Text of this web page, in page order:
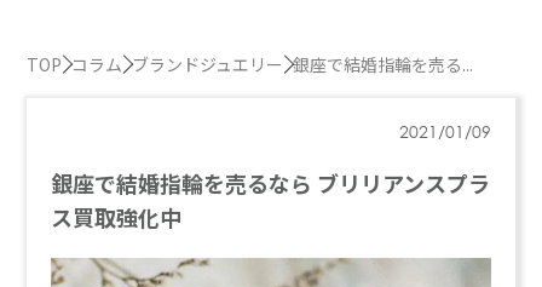
TOP コラム ブランドジュエリー 銀座で結婚指輪を売る...
2021/01/09
銀座で結婚指輪を売るなら ブリリアンスプラ
ス買取強化中